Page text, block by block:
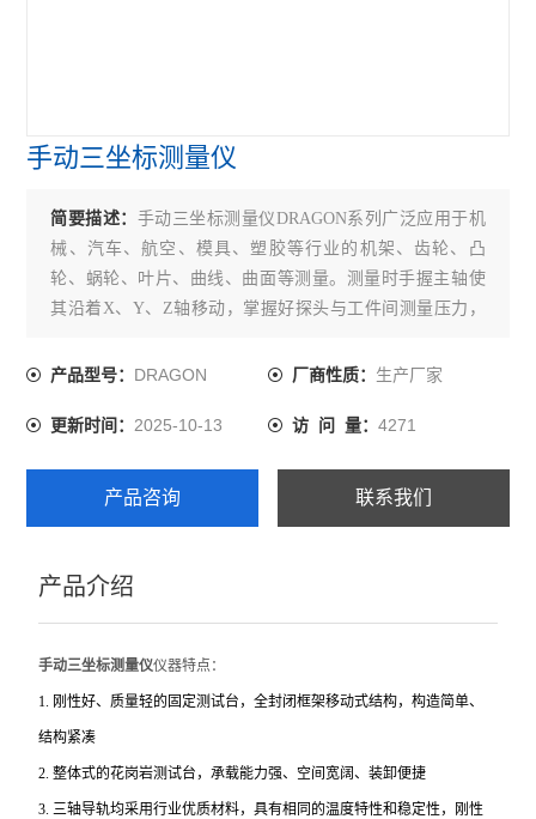
手动三坐标测量仪
简要描述： 手动三坐标测量仪DRAGON系列广泛应用于机
械、汽车、航空、模具、塑胶等行业的机架、齿轮、凸
轮、蜗轮、叶片、曲线、曲面等测量。测量时手握主轴使
其沿着X、Y、Z轴移动，掌握好探头与工件间测量压力，
产品型号： DRAGON 厂商性质： 生产厂家
更新时间：2025-10-13 访 问 量： 4271
产品咨询 联系我们
产品介绍
手动三坐标测量仪仪器特点：
1. 刚性好、质量轻的固定测试台，全封闭框架移动式结构，构造简单、
结构紧凑
2.整体式的花岗岩测试台，承载能力强、空间宽阔、装卸便捷
3.三轴导轨均采用行业优质材料，具有相同的温度特性和稳定性，刚性